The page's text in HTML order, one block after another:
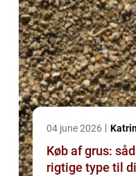
04 june 2026
Køb af grus:
rigtige type til